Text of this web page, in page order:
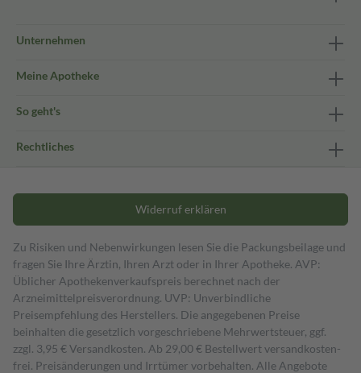
Unternehmen
Meine Apotheke
So geht's
Rechtliches
Widerruf erklären
Zu Risiken und Nebenwirkungen lesen Sie die Packungsbeilage und
fragen Sie Ihre Ärztin, Ihren Arzt oder in Ihrer Apotheke. AVP:
Üblicher Apothekenverkaufspreis berechnet nach der
Arzneimittelpreisverordnung. UVP: Unverbindliche
Preisempfehlung des Herstellers. Die angegebenen Preise
beinhalten die gesetzlich vorgeschriebene Mehrwertsteuer, ggf.
zzgl. 3,95 € Versandkosten. Ab 29,00 € Bestell­wert versand­kosten­
frei. Preisänderungen und Irrtümer vorbehalten. Alle Angebote